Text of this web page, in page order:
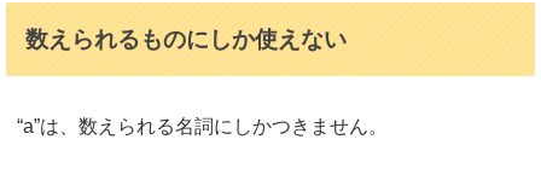
数えられるものにしか使えない
“a”は、数えられる名詞にしかつきません。